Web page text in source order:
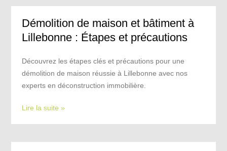
Démolition de maison et bâtiment à
Lillebonne : Étapes et précautions
Découvrez les étapes clés et précautions pour une
démolition de maison réussie à Lillebonne avec nos
experts en déconstruction immobilière.
Lire la suite »